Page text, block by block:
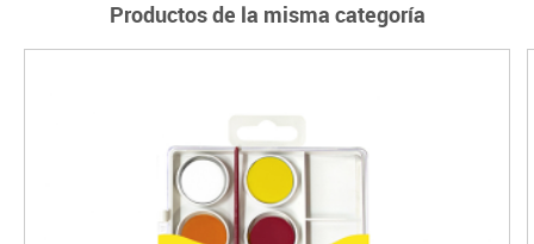
Productos de la misma categoría